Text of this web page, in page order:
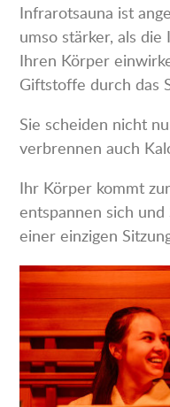
Infrarotsauna ist
umso stärker, als
Ihren Körper
Giftstoffe durch das
Sie scheiden nicht
verbrennen auch
Ihr Körper kommt
entspannen sich
einer einzigen